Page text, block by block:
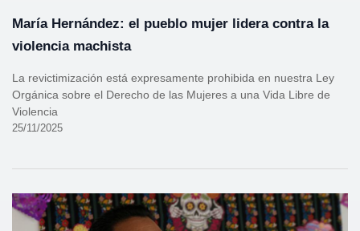
María Hernández: el pueblo mujer lidera contra la
violencia machista
La revictimización está expresamente prohibida en nuestra Ley
Orgánica sobre el Derecho de las Mujeres a una Vida Libre de
Violencia
25/11/2025